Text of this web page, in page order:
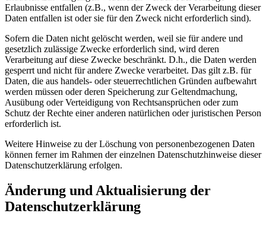
Erlaubnisse entfallen (z.B., wenn der Zweck der Verarbeitung dieser
Daten entfallen ist oder sie für den Zweck nicht erforderlich sind).
Sofern die Daten nicht gelöscht werden, weil sie für andere und
gesetzlich zulässige Zwecke erforderlich sind, wird deren
Verarbeitung auf diese Zwecke beschränkt. D.h., die Daten werden
gesperrt und nicht für andere Zwecke verarbeitet. Das gilt z.B. für
Daten, die aus handels- oder steuerrechtlichen Gründen aufbewahrt
werden müssen oder deren Speicherung zur Geltendmachung,
Ausübung oder Verteidigung von Rechtsansprüchen oder zum
Schutz der Rechte einer anderen natürlichen oder juristischen Person
erforderlich ist.
Weitere Hinweise zu der Löschung von personenbezogenen Daten
können ferner im Rahmen der einzelnen Datenschutzhinweise dieser
Datenschutzerklärung erfolgen.
Änderung und Aktualisierung der
Datenschutzerklärung